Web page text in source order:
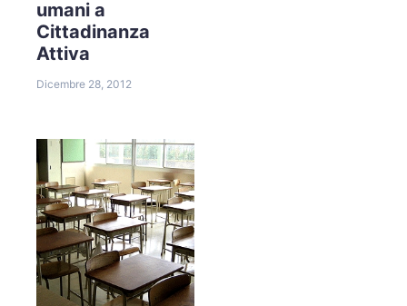
umani a
Cittadinanza
Attiva
Dicembre 28, 2012